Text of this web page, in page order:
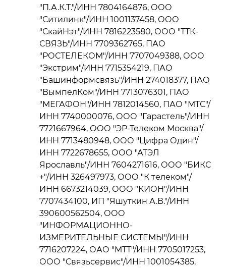
"П.А.К.Т."/ИНН 7804164876, ООО
"Ситилинк"/ИНН 1001137458, ООО
"СкайНэт"/ИНН 7816223580, ООО "ТТК-
СВЯЗЬ"/ИНН 7709362765, ПАО
"РОСТЕЛЕКОМ"/ИНН 7707049388, ООО
"Экстрим"/ИНН 7715354219, ПАО
"Башинформсвязь"/ИНН 274018377, ПАО
"ВымпелКом"/ИНН 7713076301, ПАО
"МЕГАФОН"/ИНН 7812014560, ПАО "МТС"/
ИНН 7740000076, ООО "Гарастель"/ИНН
7721667964, ООО "ЭР-Телеком Москва"/
ИНН 7713480948, ООО "Цифра Один"/
ИНН 7722678655, ООО "АТЭЛ
Ярославль"/ИНН 7604271616, ООО "БИКС
+"/ИНН 326497973, ООО "К телеком"/
ИНН 6673214039, ООО "КИОН"/ИНН
7707434100, ИП "Яшуткин А.В."/ИНН
390600562504, ООО
"ИНФОРМАЦИОННО-
ИЗМЕРИТЕЛЬНЫЕ СИСТЕМЫ"/ИНН
7716207224, ОАО "МТТ"/ИНН 7705017253,
ООО "Связьсервис"/ИНН 1001054385,